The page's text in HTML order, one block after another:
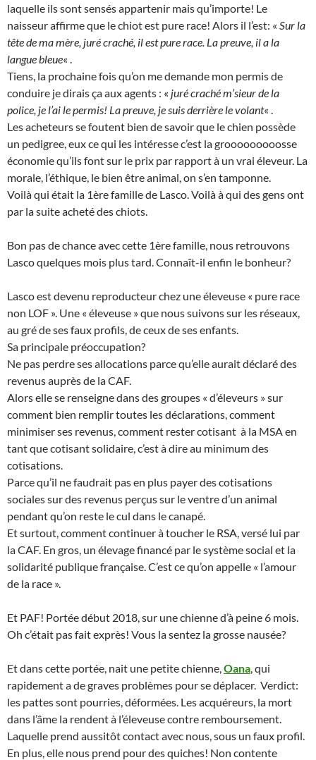
laquelle ils sont sensés appartenir mais qu’importe! Le
naisseur affirme que le chiot est pure race! Alors il l’est: « Sur la
tête de ma mère, juré craché, il est pure race. La preuve, il a la
langue bleue« .
Tiens, la prochaine fois qu’on me demande mon permis de
conduire je dirais ça aux agents : « juré craché m’sieur de la
police, je l’ai le permis! La preuve, je suis derrière le volant« .
Les acheteurs se foutent bien de savoir que le chien possède
un pedigree, eux ce qui les intéresse c’est la grooooooooosse
économie qu’ils font sur le prix par rapport à un vrai éleveur. La
morale, l’éthique, le bien être animal, on s’en tamponne.
Voilà qui était la 1ère famille de Lasco. Voilà à qui des gens ont
par la suite acheté des chiots.
Bon pas de chance avec cette 1ère famille, nous retrouvons
Lasco quelques mois plus tard. Connaît-il enfin le bonheur?
Lasco est devenu reproducteur chez une éleveuse « pure race
non LOF ». Une « éleveuse » que nous suivons sur les réseaux,
au gré de ses faux profils, de ceux de ses enfants.
Sa principale préoccupation?
Ne pas perdre ses allocations parce qu’elle aurait déclaré des
revenus auprès de la CAF.
Alors elle se renseigne dans des groupes « d’éleveurs » sur
comment bien remplir toutes les déclarations, comment
minimiser ses revenus, comment rester cotisant à la MSA en
tant que cotisant solidaire, c’est à dire au minimum des
cotisations.
Parce qu’il ne faudrait pas en plus payer des cotisations
sociales sur des revenus perçus sur le ventre d’un animal
pendant qu’on reste le cul dans le canapé.
Et surtout, comment continuer à toucher le RSA, versé lui par
la CAF. En gros, un élevage financé par le système social et la
solidarité publique française. C’est ce qu’on appelle « l’amour
de la race ».
Et PAF! Portée début 2018, sur une chienne d’à peine 6 mois.
Oh c’était pas fait exprès! Vous la sentez la grosse nausée?
Et dans cette portée, nait une petite chienne, Oana , qui
rapidement a de graves problèmes pour se déplacer. Verdict:
les pattes sont pourries, déformées. Les acquéreurs, la mort
dans l’âme la rendent à l’éleveuse contre remboursement.
Laquelle prend aussitôt contact avec nous, sous un faux profil.
En plus, elle nous prend pour des quiches! Non contente